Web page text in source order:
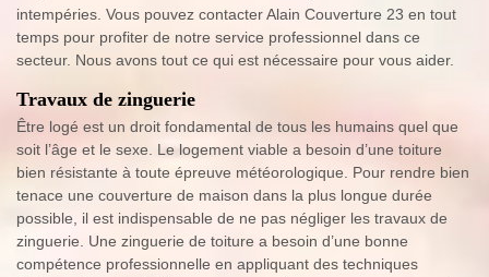
intempéries. Vous pouvez contacter Alain Couverture 23 en tout
temps pour profiter de notre service professionnel dans ce
secteur. Nous avons tout ce qui est nécessaire pour vous aider.
Travaux de zinguerie
Être logé est un droit fondamental de tous les humains quel que
soit l’âge et le sexe. Le logement viable a besoin d’une toiture
bien résistante à toute épreuve météorologique. Pour rendre bien
tenace une couverture de maison dans la plus longue durée
possible, il est indispensable de ne pas négliger les travaux de
zinguerie. Une zinguerie de toiture a besoin d’une bonne
compétence professionnelle en appliquant des techniques